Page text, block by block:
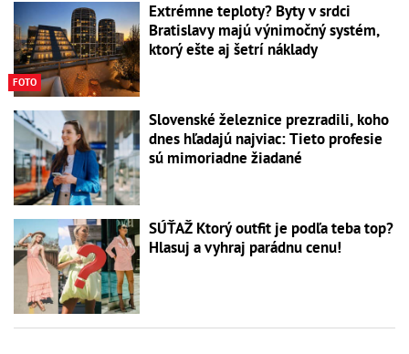
FOTO
Extrémne teploty? Byty v srdci
Bratislavy majú výnimočný systém,
ktorý ešte aj šetrí náklady
Slovenské železnice prezradili, koho
dnes hľadajú najviac: Tieto profesie
sú mimoriadne žiadané
SÚŤAŽ Ktorý outfit je podľa teba top?
Hlasuj a vyhraj parádnu cenu!